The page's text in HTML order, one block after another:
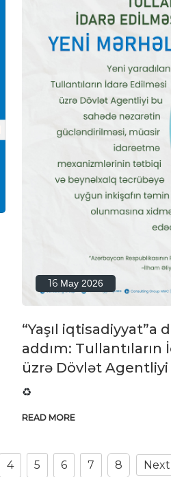
16May 2026
“Yaşıl
addım: Tullantıların
üzrə Dövlət Agentliyi
♻️
READ MORE
4 5 6 7 8 Next